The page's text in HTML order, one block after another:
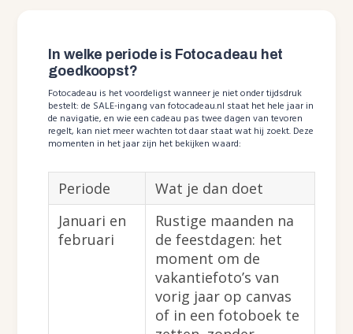
In welke periode is Fotocadeau het
goedkoopst?
Fotocadeau is het voordeligst wanneer je niet onder tijdsdruk
bestelt: de SALE-ingang van fotocadeau.nl staat het hele jaar in
de navigatie, en wie een cadeau pas twee dagen van tevoren
regelt, kan niet meer wachten tot daar staat wat hij zoekt. Deze
momenten in het jaar zijn het bekijken waard:
Periode
Wat je dan doet
Januari en
februari
Rustige maanden na
de feestdagen: het
moment om de
vakantiefoto’s van
vorig jaar op canvas
of in een fotoboek te